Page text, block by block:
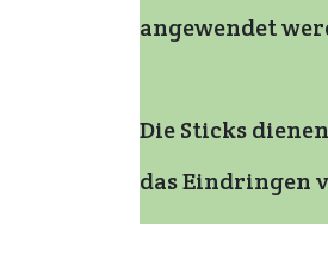
angewendet
Die Sticks
das Eindringen